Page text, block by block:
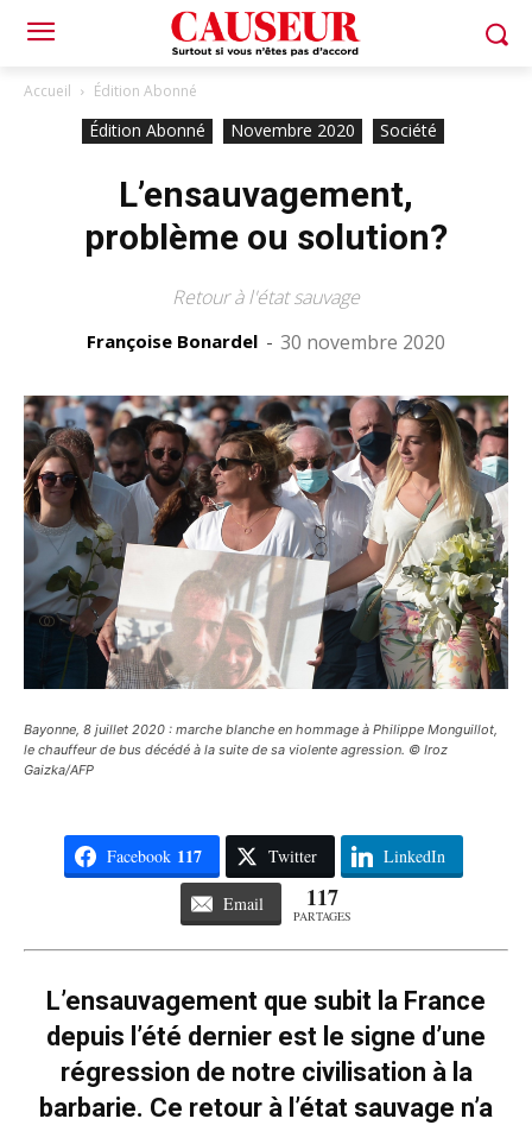
Accueil Édition Abonné
Édition Abonné Novembre 2020 Société
L’ensauvagement,
problème ou solution?
Retour à l'état sauvage
Françoise Bonardel - 30 novembre 2020
Bayonne, 8 juillet 2020 : marche blanche en hommage à Philippe Monguillot,
le chauffeur de bus décédé à la suite de sa violente agression. © Iroz
Gaizka/AFP
Facebook 117 Twitter LinkedIn
Email 117
PARTAGES
L’ensauvagement que subit la France
depuis l’été dernier est le signe d’une
régression de notre civilisation à la
barbarie. Ce retour à l’état sauvage n’a